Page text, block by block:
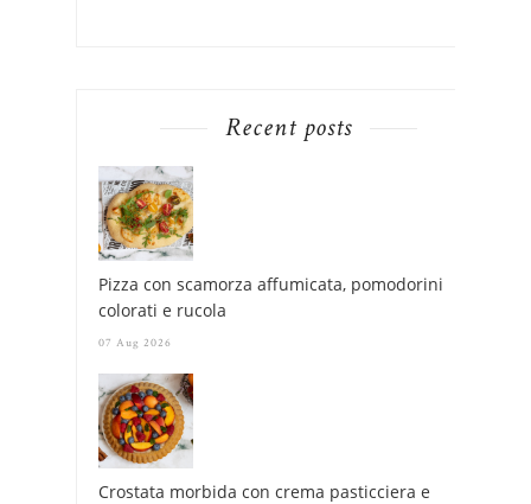
Recent posts
Pizza con scamorza affumicata, pomodorini
colorati e rucola
07 Aug 2026
Crostata morbida con crema pasticciera e